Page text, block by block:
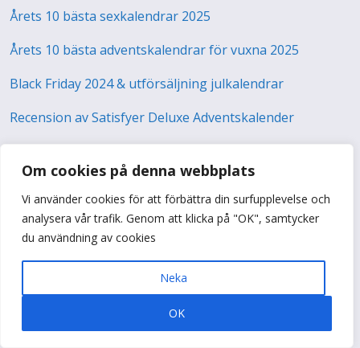
Om cookies på denna webbplats
Vi använder cookies för att förbättra din surfupplevelse och
analysera vår trafik. Genom att klicka på "OK", samtycker
du användning av cookies
Neka
OK
Årets 10 bästa sexkalendrar 2025
Årets 10 bästa adventskalendrar för vuxna 2025
Black Friday 2024 & utförsäljning julkalendrar
Recension av Satisfyer Deluxe Adventskalender
Topplista 2026
Metallpussel Adventskalender 2026 379
Adventskalender med Metallpussel
EXIT: The Game Adventskalender
(Engelska)